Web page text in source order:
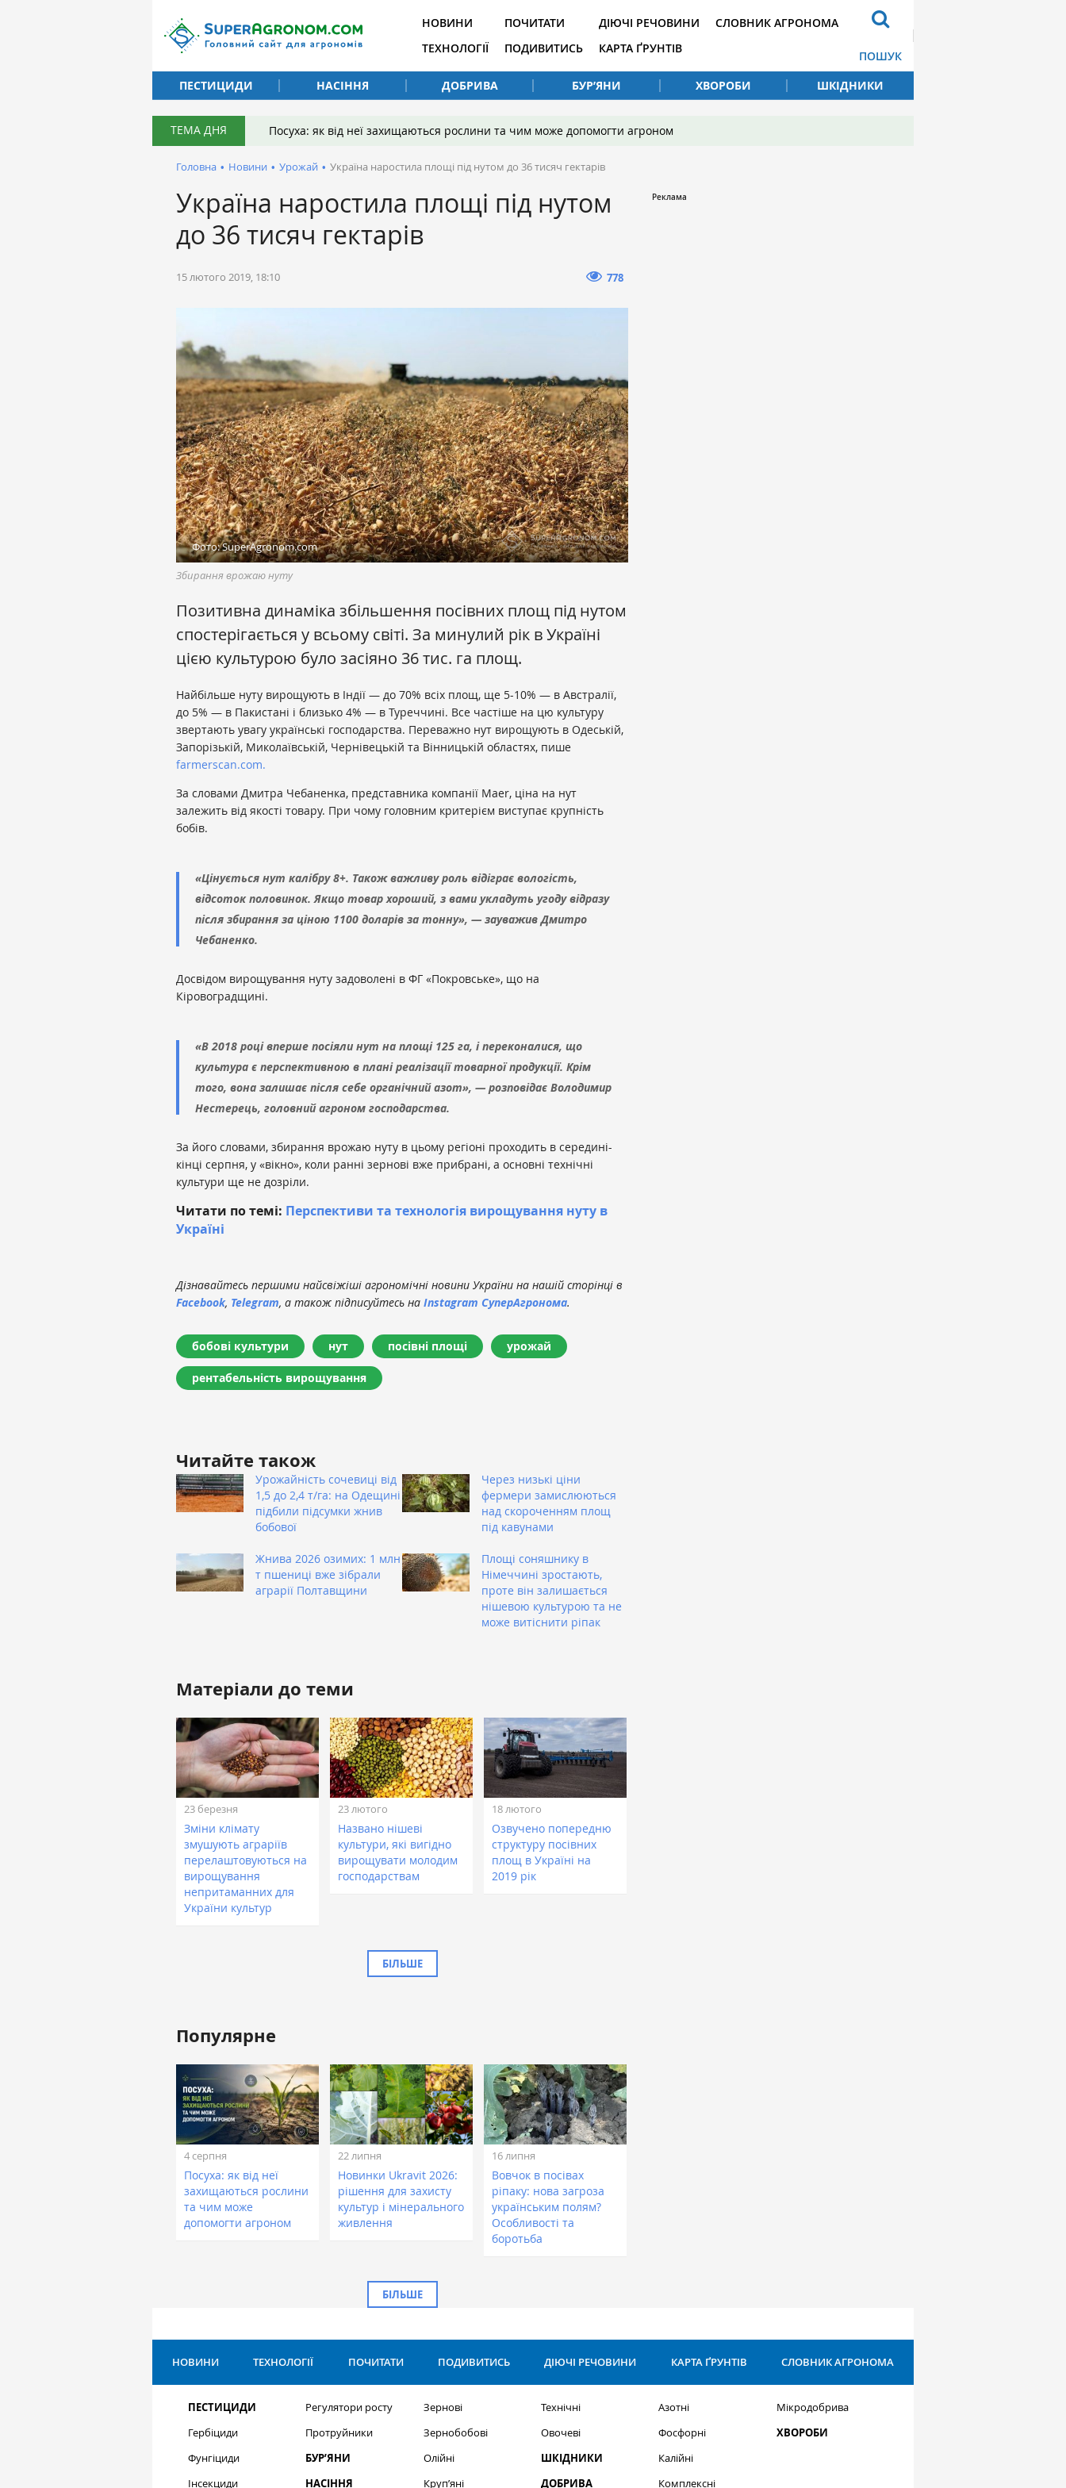
НОВИНИ
ТЕХНОЛОГІЇ
ПОЧИТАТИ
ПОДИВИТИСЬ
ДІЮЧІ РЕЧОВИНИ
КАРТА ҐРУНТІВ
СЛОВНИК АГРОНОМА
ПОШУК
ПЕСТИЦИДИ
НАСІННЯ ДОБРИВА БУР’ЯНИ ХВОРОБИ ШКІДНИКИ
ТЕМА ДНЯ Посуха: як від неї захищаються рослини та чим може допомогти агроном
Головна • Новини • Урожай • Україна наростила площі під нутом до 36 тисяч гектарів
Україна наростила площі під нутом
до 36 тисяч гектарів
15 лютого 2019, 18:10 778
Фото: SuperAgronom.com
Збирання врожаю нуту
Позитивна динаміка збільшення посівних площ під нутом
спостерігається у всьому світі. За минулий рік в Україні
цією культурою було засіяно 36 тис. га площ.
Найбільше нуту вирощують в Індії — до 70% всіх площ, ще 5-10% — в Австралії,
до 5% — в Пакистані і близько 4% — в Туреччині. Все частіше на цю культуру
звертають увагу українські господарства. Переважно нут вирощують в Одеській,
Запорізькій, Миколаївській, Чернівецькій та Вінницькій областях, пише
farmerscan.com.
За словами Дмитра Чебаненка, представника компанії Maer, ціна на нут
залежить від якості товару. При чому головним критерієм виступає крупність
бобів.
«Цінується нут калібру 8+. Також важливу роль відіграє вологість,
відсоток половинок. Якщо товар хороший, з вами укладуть угоду відразу
після збирання за ціною 1100 доларів за тонну», — зауважив Дмитро
Чебаненко.
Досвідом вирощування нуту задоволені в ФГ «Покровське», що на
Кіровоградщині.
«В 2018 році вперше посіяли нут на площі 125 га, і переконалися, що
культура є перспективною в плані реалізації товарної продукції. Крім
того, вона залишає після себе органічний азот», — розповідає Володимир
Нестерець, головний агроном господарства.
За його словами, збирання врожаю нуту в цьому регіоні проходить в середині-
кінці серпня, у «вікно», коли ранні зернові вже прибрані, а основні технічні
культури ще не дозріли.
Читати по темі: Перспективи та технологія вирощування нуту в
Україні
Дізнавайтесь першими найсвіжіші агрономічні новини України на нашій сторінці в
Facebook, Telegram, а також підписуйтесь на Instagram СуперАгронома.
бобові культури нут посівні площі урожай
рентабельність вирощування
Читайте також
Урожайність сочевиці від
1,5 до 2,4 т/га: на Одещині
підбили підсумки жнив
бобової
Через низькі ціни
фермери замислюються
над скороченням площ
під кавунами
Жнива 2026 озимих: 1 млн
т пшениці вже зібрали
аграрії Полтавщини
Площі соняшнику в
Німеччині зростають,
проте він залишається
нішевою культурою та не
може витіснити ріпак
Матеріали до теми
23 березня
Зміни клімату
змушують аграріїв
перелаштовуються на
вирощування
непритаманних для
України культур
23 лютого
Названо нішеві
культури, які вигідно
вирощувати молодим
господарствам
18 лютого
Озвучено попередню
структуру посівних
площ в Україні на
2019 рік
БІЛЬШЕ
Популярне
4 серпня
Посуха: як від неї
захищаються рослини
та чим може
допомогти агроном
22 липня
Новинки Ukravit 2026:
рішення для захисту
культур і мінерального
живлення
16 липня
Вовчок в посівах
ріпаку: нова загроза
українським полям?
Особливості та
боротьба
БІЛЬШЕ
НОВИНИ ТЕХНОЛОГІЇ ПОЧИТАТИ ПОДИВИТИСЬ ДІЮЧІ РЕЧОВИНИ КАРТА ҐРУНТІВ СЛОВНИК АГРОНОМА
ПЕСТИЦИДИ
Гербіциди
Фунгіциди
Інсекциди
Регулятори росту
Протруйники
БУР’ЯНИ
НАСІННЯ
Зернові
Зернобобові
Олійні
Круп’яні
Технічні
Овочеві
ШКІДНИКИ
ДОБРИВА
Азотні
Фосфорні
Калійні
Комплексні
Мікродобрива
ХВОРОБИ